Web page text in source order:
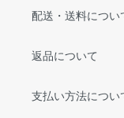
配送・送料につい
返品について
支払い方法につい